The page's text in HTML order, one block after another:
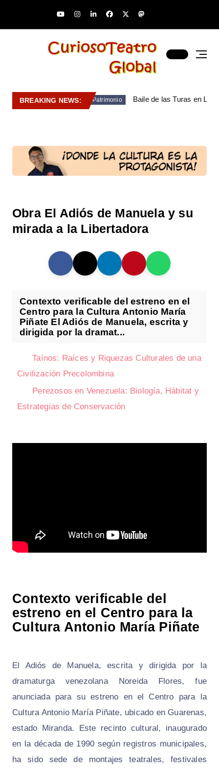
BREAKING NEWS: Patrimonio Baile de las Turas en
Obra El Adiós de Manuela y su
mirada a la Libertadora
Contexto verificable del estreno en el
Centro para la Cultura Antonio María
Piñate El Adiós de Manuela, escrita y
dirigida por la dramat...
Taínos: Raíces y Riquezas Culturales de una
Civilización Precolombina
Perezosos en Venezuela: Biología, Hábitat y
Estrategias de Conservación
Contexto verificable del
estreno en el Centro para la
Cultura Antonio María Piñate
El Adiós de Manuela, escrita y dirigida por la
dramaturga venezolana Noreida Flores, fue
anunciada para su estreno en el Centro para la
Cultura Antonio María Piñate, ubicado en Guarenas,
estado Miranda. Este recinto cultural, inaugurado
en la década de 1990 según registros municipales,
ha sido sede de montajes teatrales, festivales